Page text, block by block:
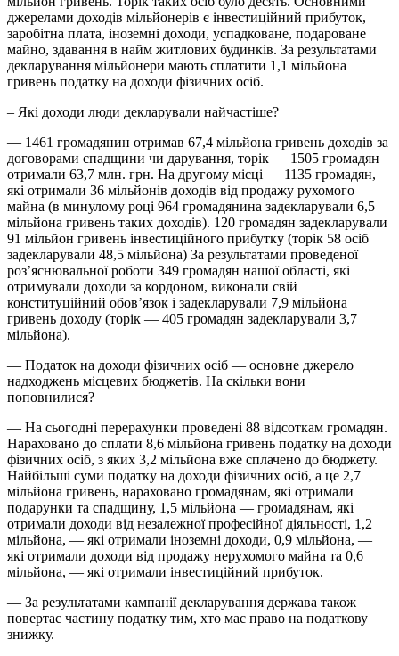
джерелами доходів мільйонерів є інвестиційний прибуток,
заробітна плата, іноземні доходи, успадковане, подароване
майно, здавання в найм житлових будинків. За результатами
декларування мільйонери мають сплатити 1,1 мільйона
гривень податку на доходи фізичних осіб.
– Які доходи люди декларували найчастіше?
— 1461 громадянин отримав 67,4 мільйона гривень доходів за
договорами спадщини чи дарування, торік — 1505 громадян
отримали 63,7 млн. грн. На другому місці — 1135 громадян,
які отримали 36 мільйонів доходів від продажу рухомого
майна (в минулому році 964 громадянина задекларували 6,5
мільйона гривень таких доходів). 120 громадян задекларували
91 мільйон гривень інвестиційного прибутку (торік 58 осіб
задекларували 48,5 мільйона) За результатами проведеної
роз’яснювальної роботи 349 громадян нашої області, які
отримували доходи за кордоном, виконали свій
конституційний обов’язок і задекларували 7,9 мільйона
гривень доходу (торік — 405 громадян задекларували 3,7
мільйона).
— Податок на доходи фізичних осіб — основне джерело
надходжень місцевих бюджетів. На скільки вони
поповнилися?
— На сьогодні перерахунки проведені 88 відсоткам громадян.
Нараховано до сплати 8,6 мільйона гривень податку на доходи
фізичних осіб, з яких 3,2 мільйона вже сплачено до бюджету.
Найбільші суми податку на доходи фізичних осіб, а це 2,7
мільйона гривень, нараховано громадянам, які отримали
подарунки та спадщину, 1,5 мільйона — громадянам, які
отримали доходи від незалежної професійної діяльності, 1,2
мільйона, — які отримали іноземні доходи, 0,9 мільйона, —
які отримали доходи від продажу нерухомого майна та 0,6
мільйона, — які отримали інвестиційний прибуток.
— За результатами кампанії декларування держава також
повертає частину податку тим, хто має право на податкову
знижку.